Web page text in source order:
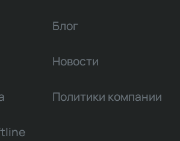
Блог
Новости
Политики компании